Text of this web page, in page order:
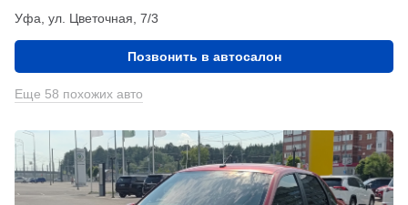
Уфа, ул. Цветочная, 7/3
Позвонить в автосалон
Еще 58 похожих авто